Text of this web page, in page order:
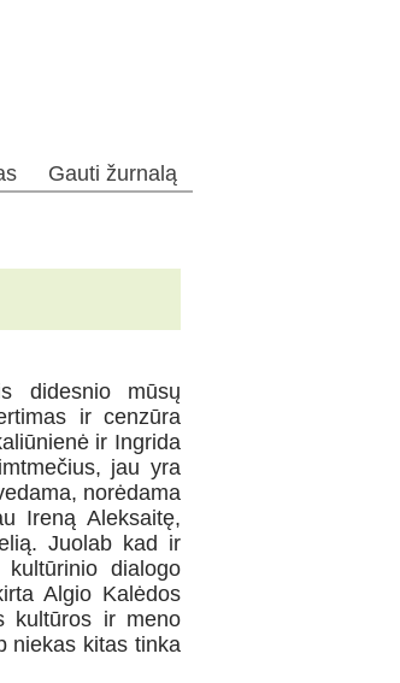
Gauti žurnalą
didesnio mūsų
ir cenzūra
ir Ingrida
jau yra
norėdama
Ireną Aleksaitę,
Juolab kad ir
dialogo
Algio Kalėdos
kultūros ir meno
niekas kitas tinka